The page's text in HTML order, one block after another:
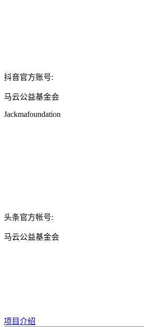
抖音官方账号:
马云公益基金会
Jackmafoundation
头条官方帐号:
马云公益基金会
项目介绍